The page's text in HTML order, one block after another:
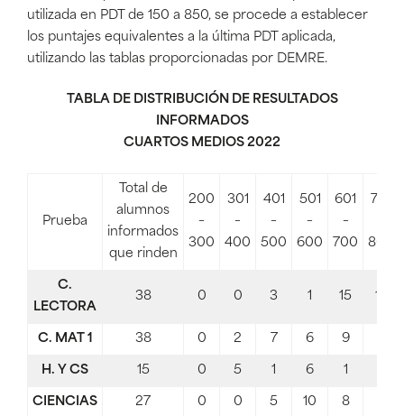
utilizada en PDT de 150 a 850, se procede a establecer
los puntajes equivalentes a la última PDT aplicada,
utilizando las tablas proporcionadas por DEMRE.
TABLA DE DISTRIBUCIÓN DE RESULTADOS
INFORMADOS
CUARTOS MEDIOS 2022
Prueba
Total de
alumnos
informados
que rinden
200
–
300
301
–
400
401
–
500
501
–
600
601
–
700
701
800
C.
LECTORA
38 0 0 3 1 15 15
C. MAT 1 38 0 2 7 6 9
H. Y CS 15 0 5 1 6 1
CIENCIAS 27 0 0 5 10 8